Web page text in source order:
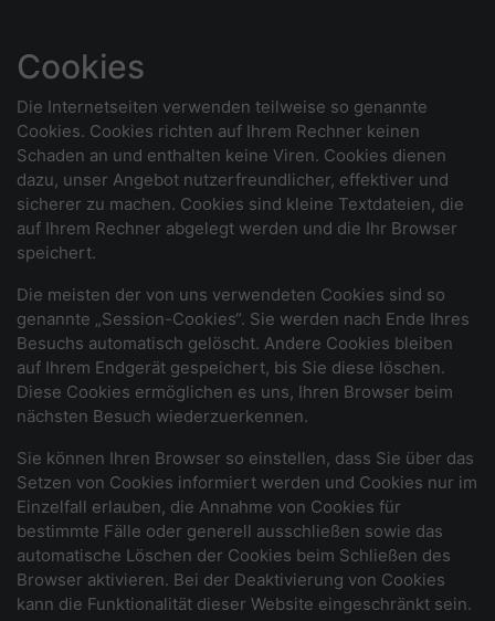
Cookies
Die Internetseiten verwenden teilweise so genannte
Cookies. Cookies richten auf Ihrem Rechner keinen
Schaden an und enthalten keine Viren. Cookies dienen
dazu, unser Angebot nutzerfreundlicher, effektiver und
sicherer zu machen. Cookies sind kleine Textdateien, die
auf Ihrem Rechner abgelegt werden und die Ihr Browser
speichert.
Die meisten der von uns verwendeten Cookies sind so
genannte „Session-Cookies“. Sie werden nach Ende Ihres
Besuchs automatisch gelöscht. Andere Cookies bleiben
auf Ihrem Endgerät gespeichert, bis Sie diese löschen.
Diese Cookies ermöglichen es uns, Ihren Browser beim
nächsten Besuch wiederzuerkennen.
Sie können Ihren Browser so einstellen, dass Sie über das
Setzen von Cookies informiert werden und Cookies nur im
Einzelfall erlauben, die Annahme von Cookies für
bestimmte Fälle oder generell ausschließen sowie das
automatische Löschen der Cookies beim Schließen des
Browser aktivieren. Bei der Deaktivierung von Cookies
kann die Funktionalität dieser Website eingeschränkt sein.